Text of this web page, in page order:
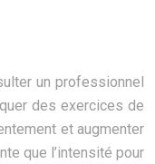
un professionnel
des exercices de
et augmenter
que l’intensité pour